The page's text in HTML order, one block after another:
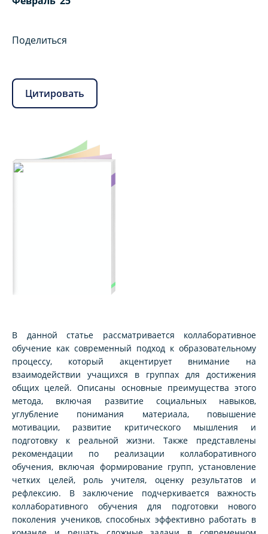
Поделиться
Цитировать
В данной статье рассматривается коллаборативное
обучение как современный подход к образовательному
процессу, который акцентирует внимание на
взаимодействии учащихся в группах для достижения
общих целей. Описаны основные преимущества этого
метода, включая развитие социальных навыков,
углубление понимания материала, повышение
мотивации, развитие критического мышления и
подготовку к реальной жизни. Также представлены
рекомендации по реализации коллаборативного
обучения, включая формирование групп, установление
четких целей, роль учителя, оценку результатов и
рефлексию. В заключение подчеркивается важность
коллаборативного обучения для подготовки нового
поколения учеников, способных эффективно работать в